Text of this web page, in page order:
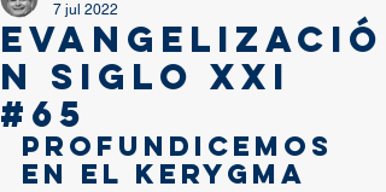
EVANGELIZACIÓ
N SIGLO XXI
#65
7 jul 2022
PROFUNDICEMOS
EN EL KERYGMA